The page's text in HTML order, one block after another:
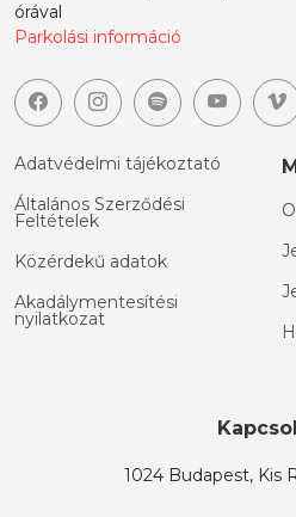
órával
Parkolási információ
Adatvédelmi tájékoztató
Általános Szerződési
Feltételek
Közérdekű adatok
Akadálymentesítési
nyilatkozat
1024 Budapest, Kis